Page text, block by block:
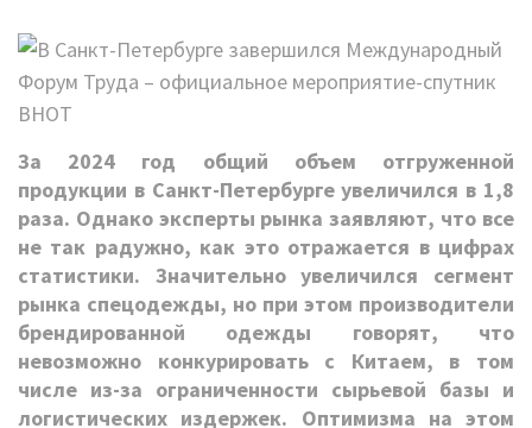
За 2024 год общий объем отгруженной
продукции в Санкт-Петербурге увеличился в 1,8
раза. Однако эксперты рынка заявляют, что все
не так радужно, как это отражается в цифрах
статистики. Значительно увеличился сегмент
рынка спецодежды, но при этом производители
брендированной одежды говорят, что
невозможно конкурировать с Китаем, в том
числе из-за ограниченности сырьевой базы и
логистических издержек. Оптимизма на этом